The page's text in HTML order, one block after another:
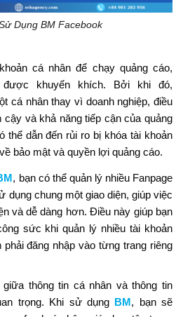
Dụng BM Facebook
cá nhân để chạy quảng cáo,
được khuyến khích. Bởi khi đó,
cá nhân thay vì doanh nghiệp, điều
cậy và khả năng tiếp cận của quảng
thể dẫn đến rủi ro bị khóa tài khoản
bảo mật và quyền lợi quảng cáo.
, bạn có thể quản lý nhiều Fanpage
dụng chung một giao diện, giúp việc
và dễ dàng hơn. Điều này giúp bạn
sức khi quản lý nhiều tài khoản
đăng nhập vào từng trang riêng
thông tin cá nhân và thông tin
trọng. Khi sử dụng BM, bạn sẽ